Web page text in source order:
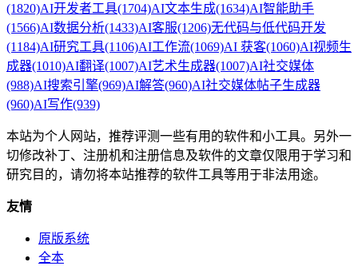
(1820)AI开发者工具(1704)AI文本生成(1634)AI智能助手
(1566)AI数据分析(1433)AI客服(1206)无代码与低代码开发
(1184)AI研究工具(1106)AI工作流(1069)AI 获客(1060)AI视频生
成器(1010)AI翻译(1007)AI艺术生成器(1007)AI社交媒体
(988)AI搜索引擎(969)AI解答(960)AI社交媒体帖子生成器
(960)AI写作(939)
本站为个人网站，推荐评测一些有用的软件和小工具。另外一
切修改补丁、注册机和注册信息及软件的文章仅限用于学习和
研究目的，请勿将本站推荐的软件工具等用于非法用途。
友情
原版系统
全本